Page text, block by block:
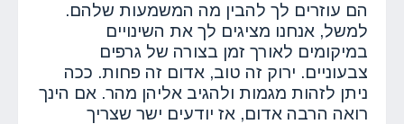
הם עוזרים לך להבין מה המשמעות שלהם.
למשל, אנחנו מציגים לך את השינויים
במיקומים לאורך זמן בצורה של גרפים
צבעוניים. ירוק זה טוב, אדום זה פחות. ככה
ניתן לזהות מגמות ולהגיב אליהן מהר. אם הינך
רואה הרבה אדום, אז יודעים ישר שצריך